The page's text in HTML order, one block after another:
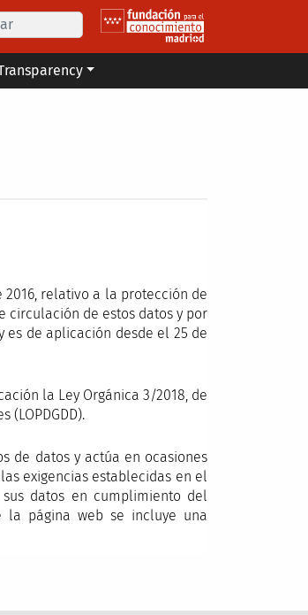
Search
2016, relativo a la protección de
circulación de estos datos y por
es de aplicación desde el 25 de
la Ley Orgánica 3/2018, de
de datos y actúa en ocasiones
exigencias establecidas en el
datos en cumplimiento del
página web se incluye una